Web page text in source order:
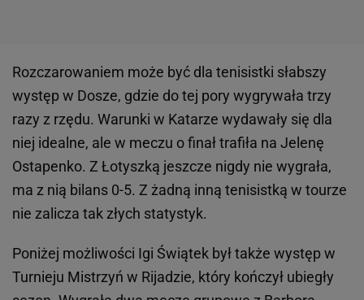
Rozczarowaniem może być dla tenisistki słabszy
występ w Dosze, gdzie do tej pory wygrywała trzy
razy z rzędu. Warunki w Katarze wydawały się dla
niej idealne, ale w meczu o finał trafiła na Jelenę
Ostapenko. Z Łotyszką jeszcze nigdy nie wygrała,
ma z nią bilans 0-5. Z żadną inną tenisistką w tourze
nie zalicza tak złych statystyk.
Poniżej możliwości Igi Świątek był także występ w
Turnieju Mistrzyń w Rijadzie, który kończył ubiegły